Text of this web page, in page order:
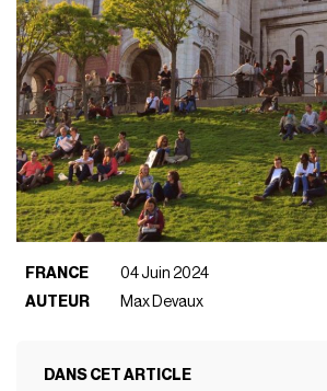
FRANCE
04 Juin 2024
AUTEUR
Max Devaux
DANS CET ARTICLE